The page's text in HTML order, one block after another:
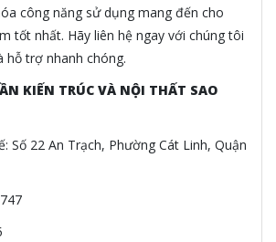
công năng sử dụng mang đến cho
tốt nhất. Hãy liên hệ ngay với chúng tôi
trợ nhanh chóng.
KIẾN TRÚC VÀ NỘI THẤT SAO
Số 22 An Trạch, Phường Cát Linh, Quận